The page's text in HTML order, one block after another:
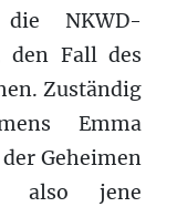
die NKWD-
den Fall des
Zuständig
Emma
Geheimen
also jene